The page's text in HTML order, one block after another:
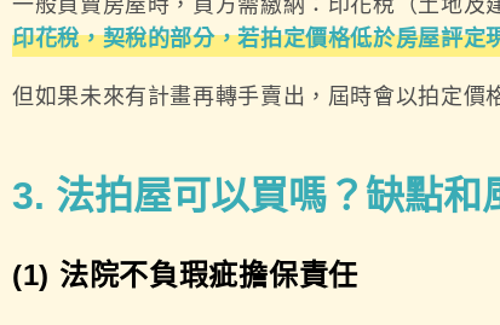
印花稅，契稅的部分，若拍定價格低於房屋評定
但如果未來有計畫再轉手賣出，屆時會以拍定價
3. 法拍屋可以買嗎？缺點和
(1) 法院不負瑕疵擔保責任